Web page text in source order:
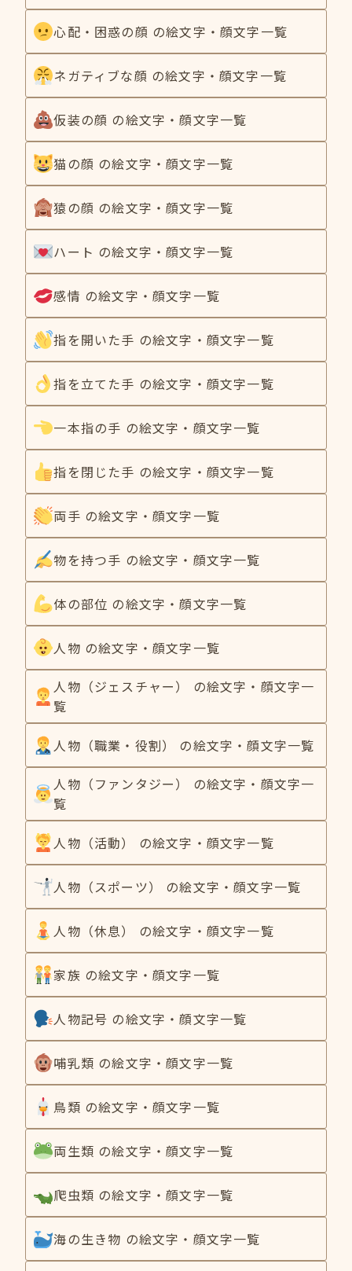
心配・困惑の顔 の絵文字・顔文字一覧
ネガティブな顔 の絵文字・顔文字一覧
仮装の顔 の絵文字・顔文字一覧
猫の顔 の絵文字・顔文字一覧
猿の顔 の絵文字・顔文字一覧
ハート の絵文字・顔文字一覧
感情 の絵文字・顔文字一覧
指を開いた手 の絵文字・顔文字一覧
指を立てた手 の絵文字・顔文字一覧
一本指の手 の絵文字・顔文字一覧
指を閉じた手 の絵文字・顔文字一覧
両手 の絵文字・顔文字一覧
物を持つ手 の絵文字・顔文字一覧
体の部位 の絵文字・顔文字一覧
人物 の絵文字・顔文字一覧
人物（ジェスチャー） の絵文字・顔文字一
覧
人物（職業・役割） の絵文字・顔文字一覧
人物（ファンタジー） の絵文字・顔文字一
覧
人物（活動） の絵文字・顔文字一覧
人物（スポーツ） の絵文字・顔文字一覧
人物（休息） の絵文字・顔文字一覧
家族 の絵文字・顔文字一覧
人物記号 の絵文字・顔文字一覧
哺乳類 の絵文字・顔文字一覧
鳥類 の絵文字・顔文字一覧
両生類 の絵文字・顔文字一覧
爬虫類 の絵文字・顔文字一覧
海の生き物 の絵文字・顔文字一覧